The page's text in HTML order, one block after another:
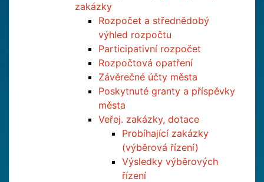
zakázky
Rozpočet a střednědobý
výhled rozpočtu
Participativní rozpočet
Rozpočtová opatření
Závěrečné účty města
Poskytnuté granty a příspěvky
města
Veřej. zakázky, dotace
Probíhající zakázky
(výběrová řízení)
Výsledky výběrových
řízení